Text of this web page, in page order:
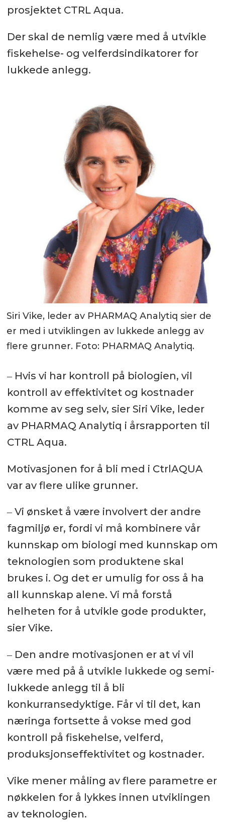
prosjektet CTRL Aqua.
Der skal de nemlig være med å utvikle
fiskehelse- og velferdsindikatorer for
lukkede anlegg.
Siri Vike, leder av PHARMAQ Analytiq sier de
er med i utviklingen av lukkede anlegg av
flere grunner. Foto: PHARMAQ Analytiq.
‒ Hvis vi har kontroll på biologien, vil
kontroll av effektivitet og kostnader
komme av seg selv, sier Siri Vike, leder
av PHARMAQ Analytiq i årsrapporten til
CTRL Aqua.
Motivasjonen for å bli med i CtrlAQUA
var av flere ulike grunner.
‒ Vi ønsket å være involvert der andre
fagmiljø er, fordi vi må kombinere vår
kunnskap om biologi med kunnskap om
teknologien som produktene skal
brukes i. Og det er umulig for oss å ha
all kunnskap alene. Vi må forstå
helheten for å utvikle gode produkter,
sier Vike.
‒ Den andre motivasjonen er at vi vil
være med på å utvikle lukkede og semi-
lukkede anlegg til å bli
konkurransedyktige. Får vi til det, kan
næringa fortsette å vokse med god
kontroll på fiskehelse, velferd,
produksjonseffektivitet og kostnader.
Vike mener måling av flere parametre er
nøkkelen for å lykkes innen utviklingen
av teknologien.